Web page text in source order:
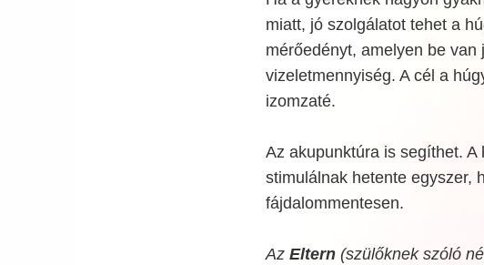
miatt, jó szolgálatot tehet a
mérőedényt, amelyen be
vizeletmennyiség. A cél a
izomzaté.
Az akupunktúra is segíthet.
stimulálnak hetente egyszer,
fájdalommentesen.
Az Eltern(szülőknek szóló